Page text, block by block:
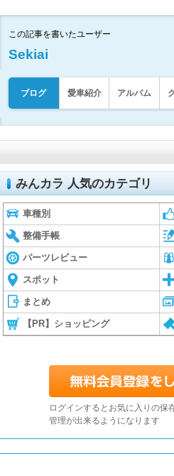
この記事を書いたユーザー
Sekiai
ブログ 愛車紹介 アルバム
みんカラ 人気のカテゴリ
車種別
整備手帳
パーツレビュー
スポット
まとめ
【PR】ショッピング
ログインするとお気に入りの保
管理が出来るようになります